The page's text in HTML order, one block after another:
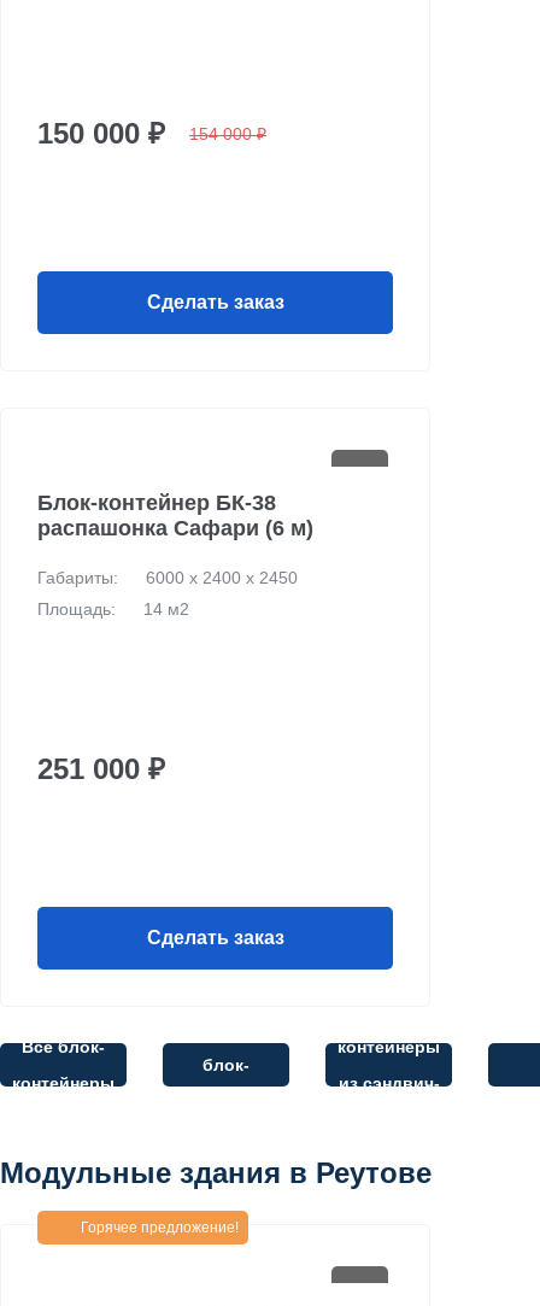
150 000 ₽ 154 000 ₽
Сделать заказ
Блок-контейнер БК-38
распашонка Сафари (6 м)
Габариты:
6000 х 2400 х 2450
Площадь:
14 м2
251 000 ₽
Сделать заказ
Все блок-
контейнеры
блок-
контейнеры
из сэндвич-
Модульные здания в Реутове
Горячее предложение!